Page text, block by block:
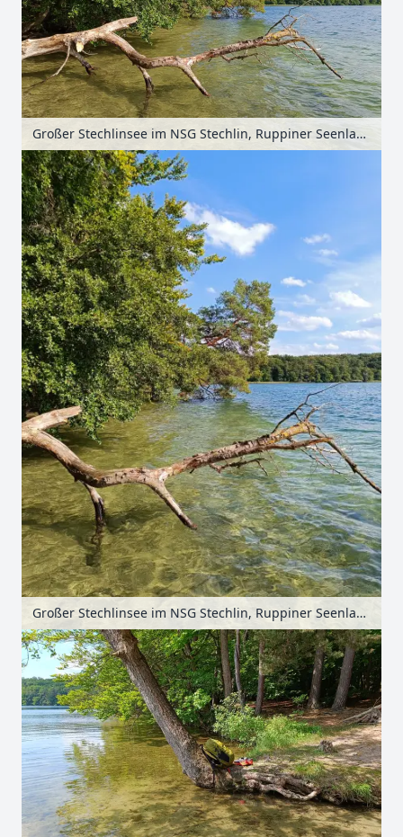
Großer Stechlinsee im NSG Stechlin, Ruppiner Seenland, Brandenburg, Deutschland
Großer Stechlinsee im NSG Stechlin, Ruppiner Seenland, Brandenburg, Deutschland